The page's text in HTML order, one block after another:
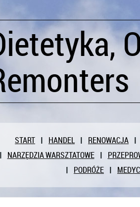
START HANDEL
RENOWACJA
NARZĘDZIA WARSZTATOWE
PODRÓŻE